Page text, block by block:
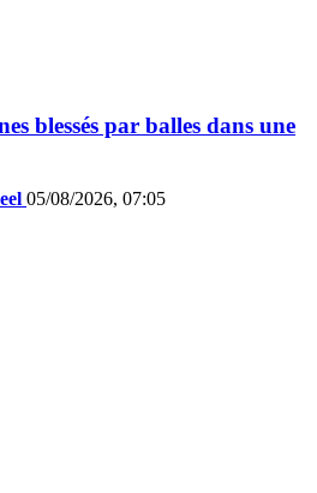
blessés par balles dans une
05/08/2026, 07:05